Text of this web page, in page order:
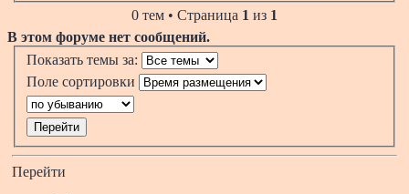
0 тем • Страница 1 из 1
В этом форуме нет сообщений.
Показать темы за:
Поле сортировки
Перейти